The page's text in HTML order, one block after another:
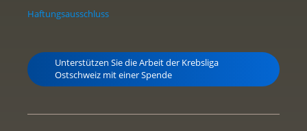
Haftungsausschluss
Unterstützen Sie die Arbeit der Krebsliga
Ostschweiz mit einer Spende